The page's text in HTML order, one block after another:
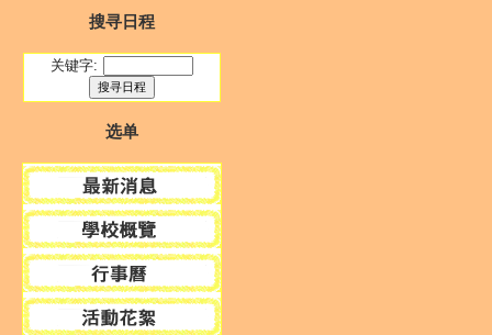
搜寻日程
关键字:
选单